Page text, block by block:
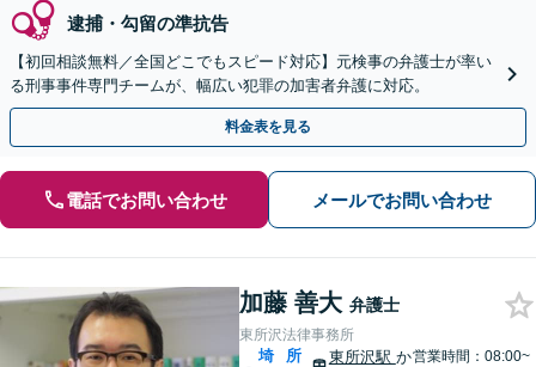
逮捕・勾留の準抗告
【初回相談無料／全国どこでもスピード対応】元検事の弁護士が率い
る刑事事件専門チームが、幅広い犯罪の加害者弁護に対応。
料金表を見る
電話でお問い合わせ メールでお問い合わせ
加藤 善大 弁護士
東所沢法律事務所
埼
所
東所沢駅 か営業時間：08:00~